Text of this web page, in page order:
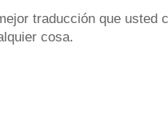
traducción que usted
cosa.